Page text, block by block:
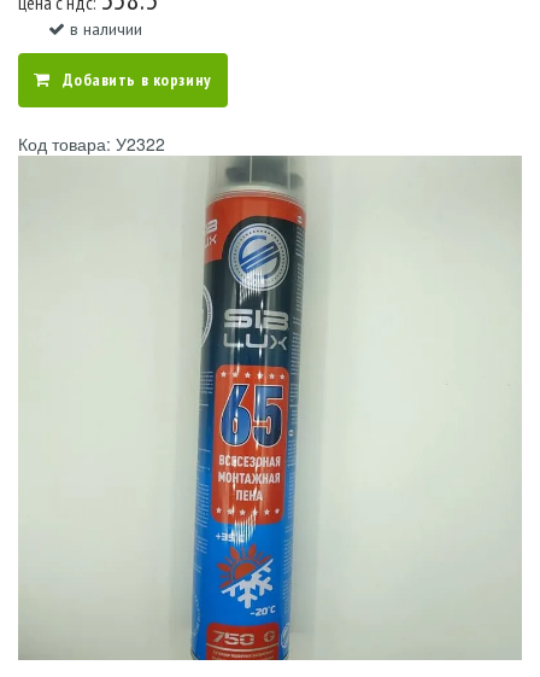
в наличии
Добавить в корзину
Код товара: У2322